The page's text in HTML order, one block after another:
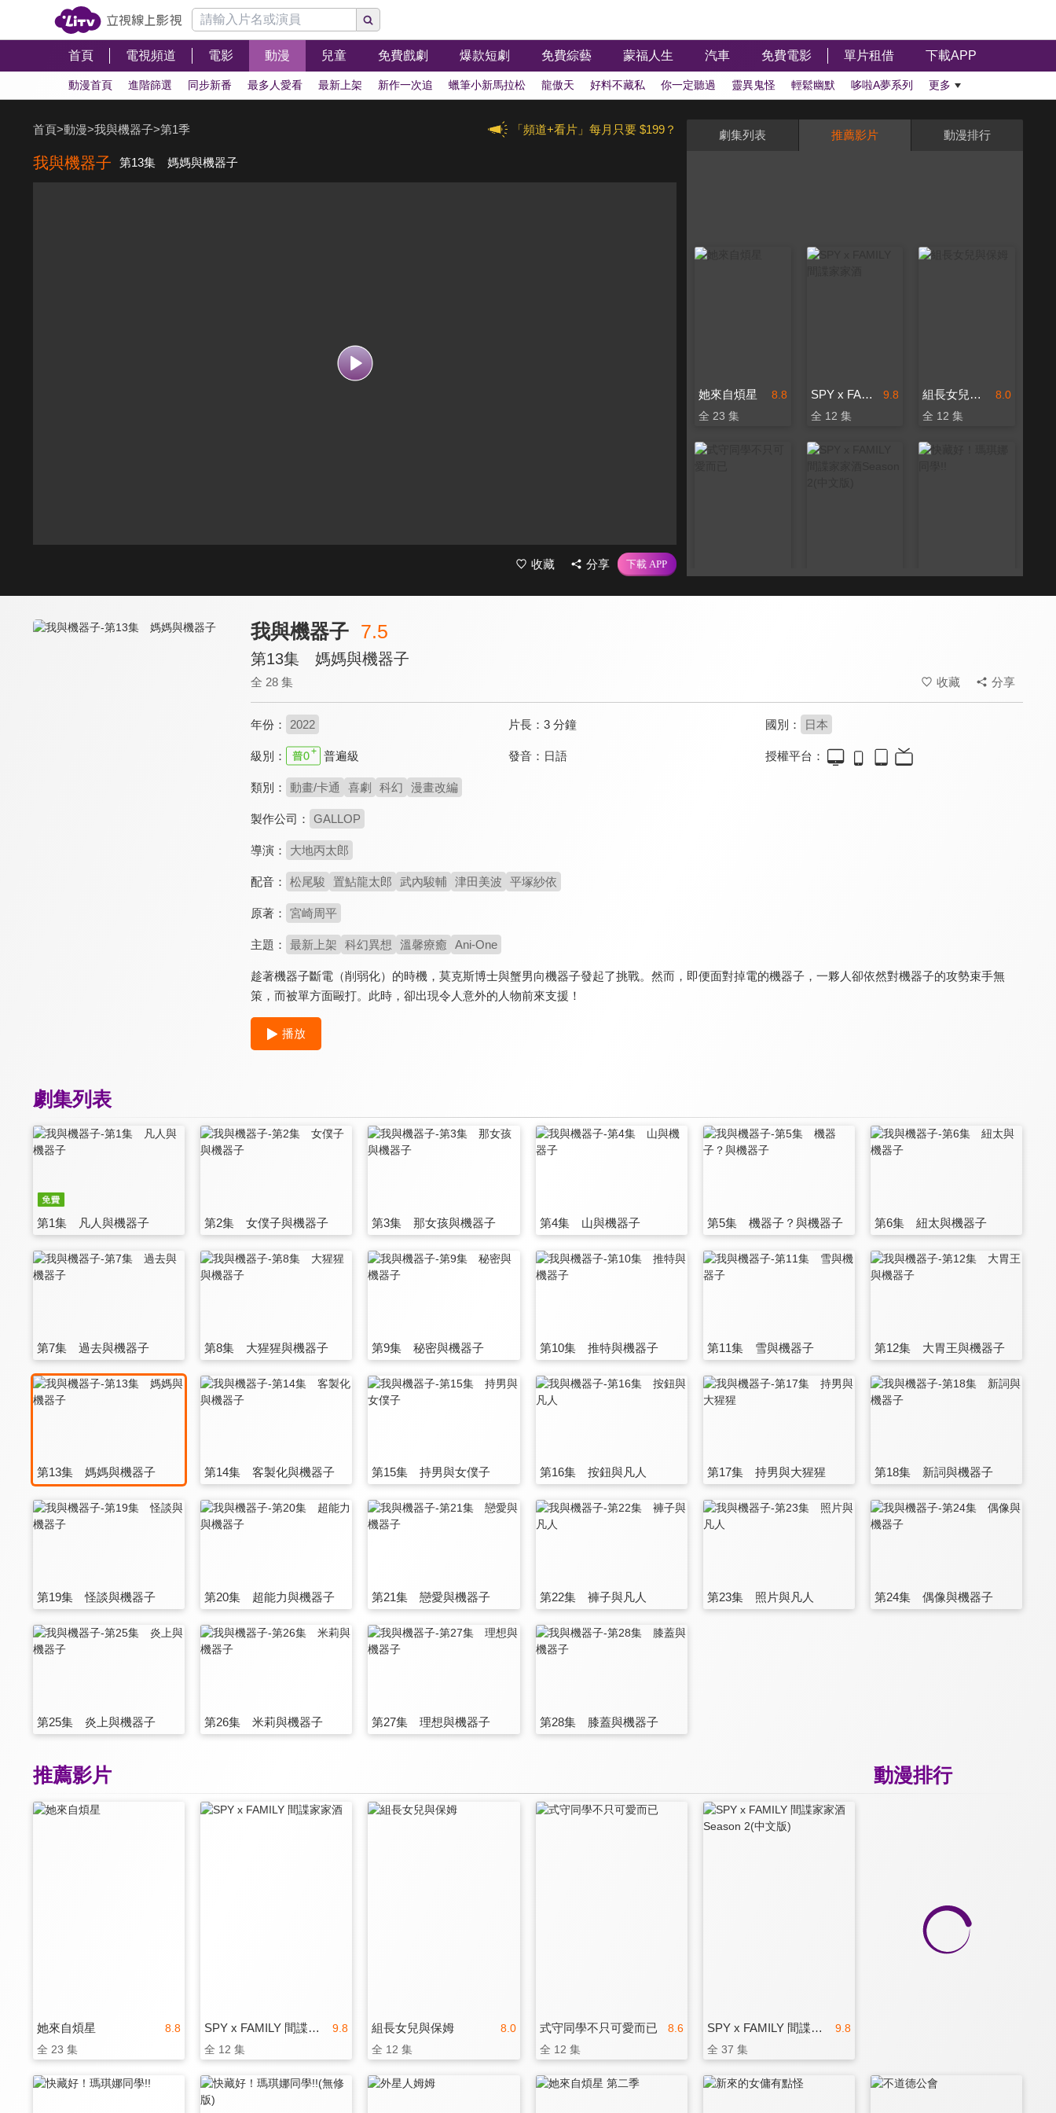
首頁 電視頻道 電影 動漫 兒童 免費戲劇 爆款短劇 免費綜藝 蒙福人生 汽車 免費電影 單片租借 下載APP
動漫首頁 進階篩選 同步新番 最多人愛看 最新上架 新作一次追 蠟筆小新馬拉松 龍傲天 好料不藏私 你一定聽過 靈異鬼怪 輕鬆幽默 哆啦A夢系列 更多
「頻道+看片」每月只要 $199？
首頁>動漫>我與機器子>第1季
我與機器子 第13集 媽媽與機器子
收藏 分享
劇集列表 推薦影片 動漫排行
8.8
她來自煩星
全 23 集
9.8
SPY x FAMILY 間諜家家酒
全 12 集
8.0
組長女兒與保姆
全 12 集
8.2
新來的女傭有點怪 8.0
不道德公會 8.0
女忍者椿的心事
我與機器子 7.5
第13集 媽媽與機器子
全 28 集 收藏 分享
年份： 2022 片長： 3 分鐘 國別： 日本
級別： 普遍級 發音： 日語 授權平台：
類別： 動畫/卡通 喜劇 科幻 漫畫改編
製作公司： GALLOP
導演： 大地丙太郎
配音： 松尾駿 置鮎龍太郎 武內駿輔 津田美波 平塚紗依
原著： 宮崎周平
主題： 最新上架 科幻異想 溫馨療癒 Ani-One
趁著機器子斷電（削弱化）的時機，莫克斯博士與蟹男向機器子發起了挑戰。然而，即便面對掉電的機器子，一夥人卻依然對機器子的攻勢束手無
策，而被單方面毆打。此時，卻出現令人意外的人物前來支援！
播放
劇集列表
第1集 凡人與機器子 第2集 女僕子與機器子 第3集 那女孩與機器子 第4集 山與機器子 第5集 機器子？與機器子 第6集 紐太與機器子
第7集 過去與機器子 第8集 大猩猩與機器子 第9集 秘密與機器子 第10集 推特與機器子 第11集 雪與機器子 第12集 大胃王與機器子
第13集 媽媽與機器子 第14集 客製化與機器子 第15集 持男與女僕子 第16集 按鈕與凡人 第17集 持男與大猩猩 第18集 新詞與機器子
第19集 怪談與機器子 第20集 超能力與機器子 第21集 戀愛與機器子 第22集 褲子與凡人 第23集 照片與凡人 第24集 偶像與機器子
第25集 炎上與機器子 第26集 米莉與機器子 第27集 理想與機器子 第28集 膝蓋與機器子
動漫排行
推薦影片
8.8
她來自煩星
全 23 集
9.8
SPY x FAMILY 間諜家家酒
全 12 集
8.0
組長女兒與保姆
全 12 集
8.6
式守同學不只可愛而已
全 12 集
9.8
SPY x FAMILY 間諜家家酒Season 2(中文版)
全 37 集